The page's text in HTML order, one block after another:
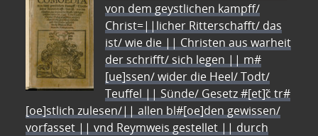
von dem geystlichen kampff/
Christ=||licher Ritterschafft/ das
ist/ wie die || Christen aus warheit
der schrifft/ sich legen || m#
[ue]ssen/ wider die Heel/ Todt/
Teuffel || Sünde/ Gesetz #[et]c̃ tr#
[oe]stlich zulesen/|| allen bl#[oe]den gewissen/
vorfasset || vnd Reymweis gestellet || durch